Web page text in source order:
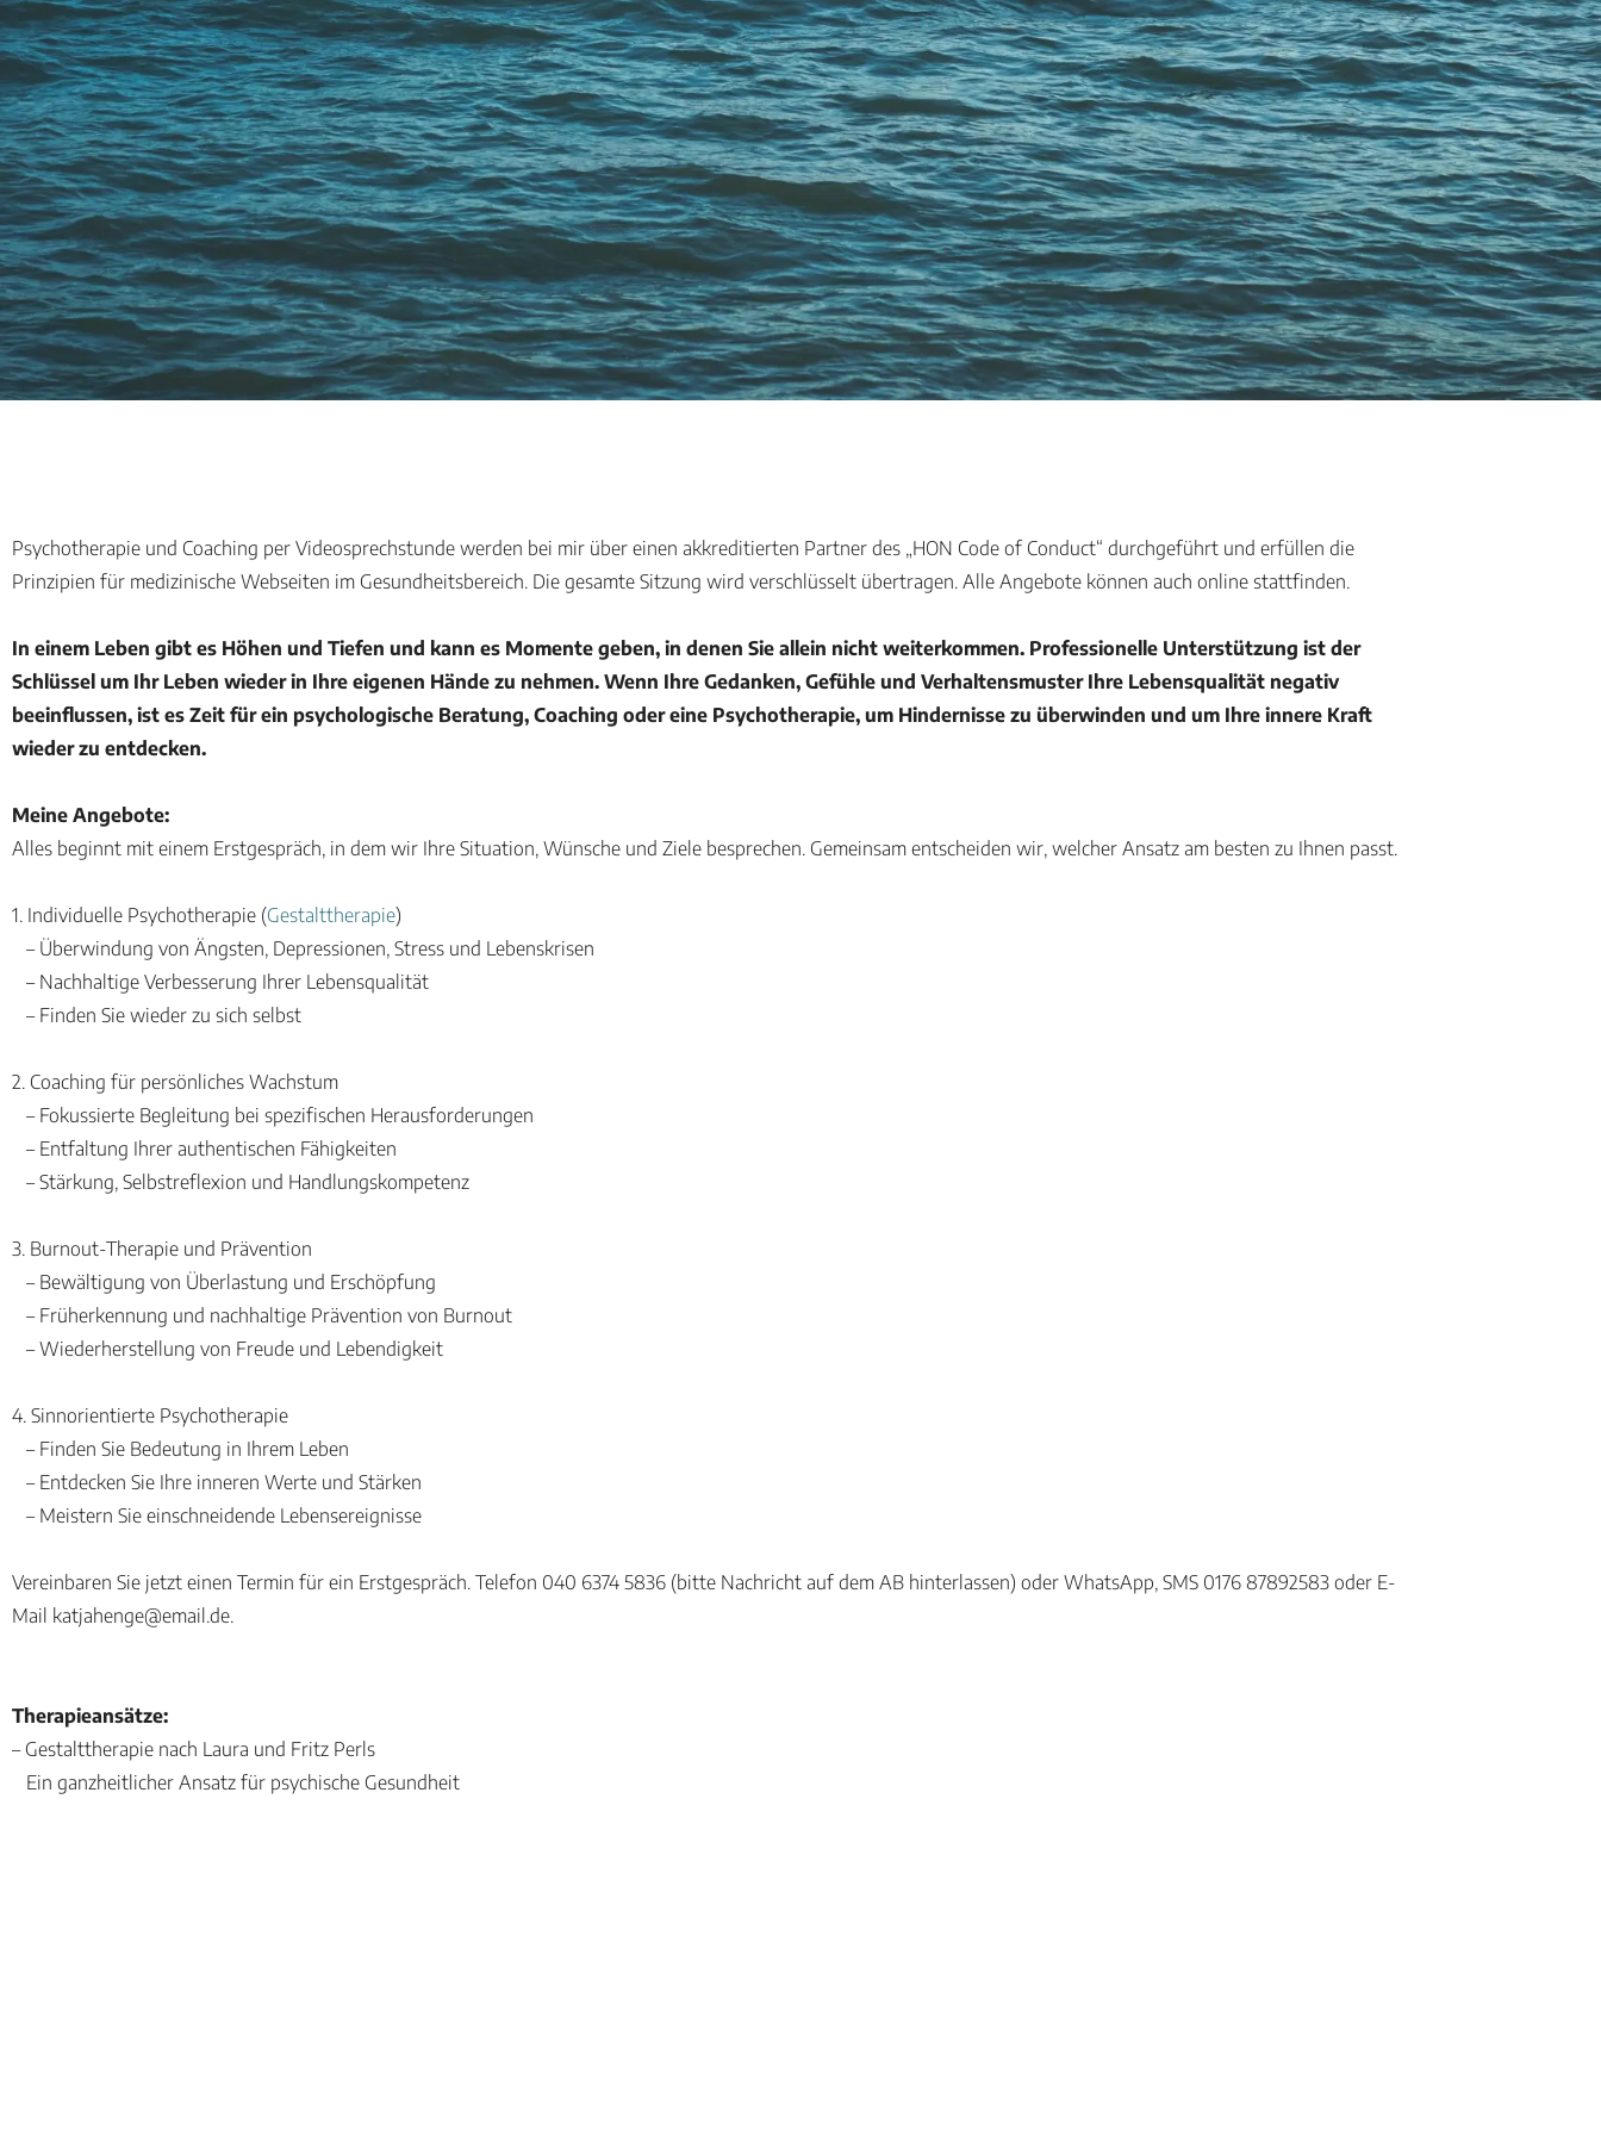
Psychotherapie und Coaching per Videosprechstunde werden bei mir über einen akkreditierten Partner des „HON Code of Conduct“ durchgeführt und erfüllen die
Prinzipien für medizinische Webseiten im Gesundheitsbereich. Die gesamte Sitzung wird verschlüsselt übertragen. Alle Angebote können auch online stattfinden.
In einem Leben gibt es Höhen und Tiefen und kann es Momente geben, in denen Sie allein nicht weiterkommen. Professionelle Unterstützung ist der
Schlüssel um Ihr Leben wieder in Ihre eigenen Hände zu nehmen. Wenn Ihre Gedanken, Gefühle und Verhaltensmuster Ihre Lebensqualität negativ
beeinflussen, ist es Zeit für ein psychologische Beratung, Coaching oder eine Psychotherapie, um Hindernisse zu überwinden und um Ihre innere Kraft
wieder zu entdecken.
Meine Angebote:
Alles beginnt mit einem Erstgespräch, in dem wir Ihre Situation, Wünsche und Ziele besprechen. Gemeinsam entscheiden wir, welcher Ansatz am besten zu Ihnen passt.
1. Individuelle Psychotherapie (Gestalttherapie)
– Überwindung von Ängsten, Depressionen, Stress und Lebenskrisen
– Nachhaltige Verbesserung Ihrer Lebensqualität
– Finden Sie wieder zu sich selbst
2. Coaching für persönliches Wachstum
– Fokussierte Begleitung bei spezifischen Herausforderungen
– Entfaltung Ihrer authentischen Fähigkeiten
– Stärkung, Selbstreflexion und Handlungskompetenz
3. Burnout-Therapie und Prävention
– Bewältigung von Überlastung und Erschöpfung
– Früherkennung und nachhaltige Prävention von Burnout
– Wiederherstellung von Freude und Lebendigkeit
4. Sinnorientierte Psychotherapie
– Finden Sie Bedeutung in Ihrem Leben
– Entdecken Sie Ihre inneren Werte und Stärken
– Meistern Sie einschneidende Lebensereignisse
Vereinbaren Sie jetzt einen Termin für ein Erstgespräch. Telefon 040 6374 5836 (bitte Nachricht auf dem AB hinterlassen) oder WhatsApp, SMS 0176 87892583 oder E-
Mail katjahenge@email.de.
Therapieansätze:
– Gestalttherapie nach Laura und Fritz Perls
Ein ganzheitlicher Ansatz für psychische Gesundheit